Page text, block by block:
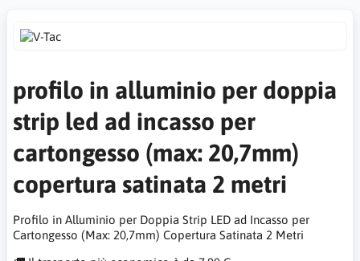
profilo in alluminio per doppia
strip led ad incasso per
cartongesso (max: 20,7mm)
copertura satinata 2 metri
Profilo in Alluminio per Doppia Strip LED ad Incasso per
Cartongesso (Max: 20,7mm) Copertura Satinata 2 Metri